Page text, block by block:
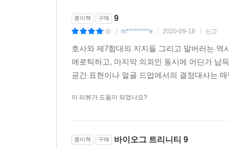
종이책 구매 9
m*********e 2020-09-18 신고
호사와 제7함대의 지지들 그리고 말버러는
에로틱하고, 마지막 의외인 동시에 어딘가 납
공간 표현이나 얼굴 드업에서의 결정대사는
이 리뷰가 도움이 되었나요?
종이책 구매 바이오그 트리니티 9